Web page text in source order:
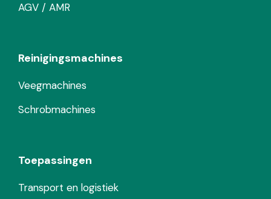
AGV / AMR
Reinigingsmachines
Veegmachines
Schrobmachines
Toepassingen
Transport en logistiek